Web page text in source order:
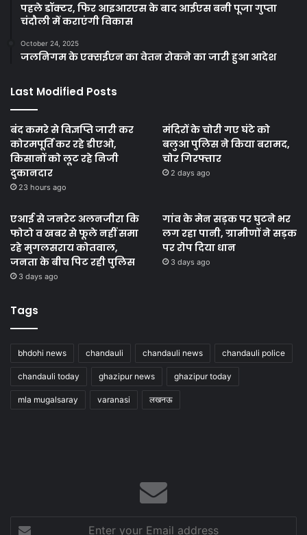
पहले डॉक्टर, फिर आइआरएस के बाद आईएस बनी पूजा गुप्ता
चंदौली में कराएंगी विकास
October 24, 2025
जलनिगम के एक्सईएन का वेतन रोकने का जारी हुआ आदेश
Last Modified Posts
बंद कमरे से विज्ञप्ति जारी कर
कोरमपूर्ति कर रहे डीएओ,
किसानों को लूट रहे निजी
दुकानदार
23 hours ago
मंदिरों के चोरी गए घंटे को
बलुआ पुलिस ने किया बरामद,
चोर गिरफ्तार
2 days ago
एआई से जनरेट अलनजीरा कि
फोटो व खबर से फूले नहीं समा
रहे मुगलसराय कोतवाल,
जनता के बीच पिट रही पुलिस
3 days ago
गांव के मेन सड़क पर घुटने भर
लग रहा पानी, ग्रामीणों ने सड़क
पर रोप दिया धान
3 days ago
Tags
bhdohi news chandauli chandauli news chandauli police
chandauli today ghazipur news ghazipur today
mla mugalsaray varanasi लखनऊ